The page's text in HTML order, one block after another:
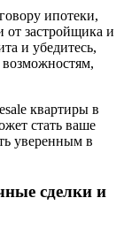
ипотеки,
от застройщика и
и убедитесь,
квартиры в
стать ваше
уверенным в
сделки и